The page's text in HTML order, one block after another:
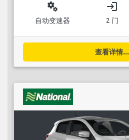
miscellaneous_services
自动变速器
login
2 门
查看详情...